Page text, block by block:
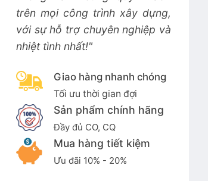
trên mọi công trình xây dựng,
với sự hỗ trợ chuyên nghiệp và
nhiệt tình nhất!"
Giao hàng nhanh chóng
Tối ưu thời gian đợi
Sản phẩm chính hãng
Đầy đủ CO, CQ
Mua hàng tiết kiệm
Ưu đãi 10% - 20%